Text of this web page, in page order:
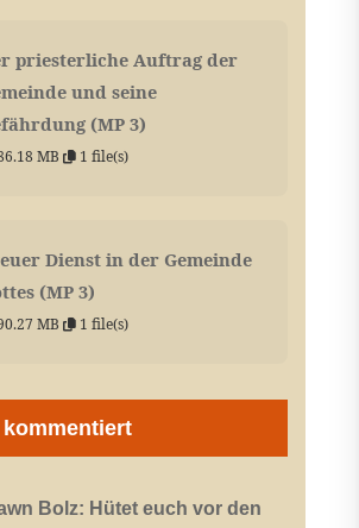
priesterliche Auftrag der
und seine
(MP 3)
MB 1 file(s)
Dienst in der Gemeinde
(MP 3)
MB 1 file(s)
Bolz: Hütet euch vor den